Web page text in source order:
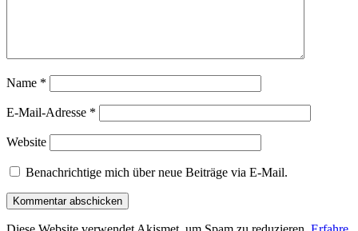
Name *
E-Mail-Adresse *
Website
Benachrichtige mich über neue Beiträge via E-Mail.